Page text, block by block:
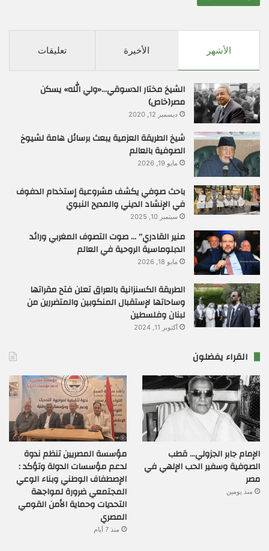
الأشهر الأخيرة تعليقات
الشيخ مختار الدسوقي…«ولي الله» يسكن
مصر(خاص)
ديسمبر 12, 2020
شيخ الطريقة العزمية يبعث برسائل هامة لشيوخ
الصوفية بالعالم
مايو 19, 2026
باحث صوفي يكشف مشروعية إستخدام الدفوف
في الإنشاد الديني والمديح النبوي
سبتمبر 10, 2025
منير القادري” … صوت التصوف المغربي ورائد
الدبلوماسية الروحية في العالم
مايو 18, 2026
الطريقة الكسنزانية بالعراق تعلن فتح مقراتها
وساحاتها لإستقبال المنكوبين والمتضررين من
لبنان وفلسطين
أكتوبر 11, 2024
القراء يفضلون
الإمام جابر الجزولي… قطب
الصوفية وسفير الحب الإلهي في
مصر
منذ يومين
مؤسسة المصريين تنظم ندوة
لدعم مؤسسات الدولة وتؤكد :
الإصطفاف الوطني وبناء الوعي
المجتمعي ضرورة لمواجهة
التحديات وحماية الأمن القومي
المصري
منذ 7 أيام